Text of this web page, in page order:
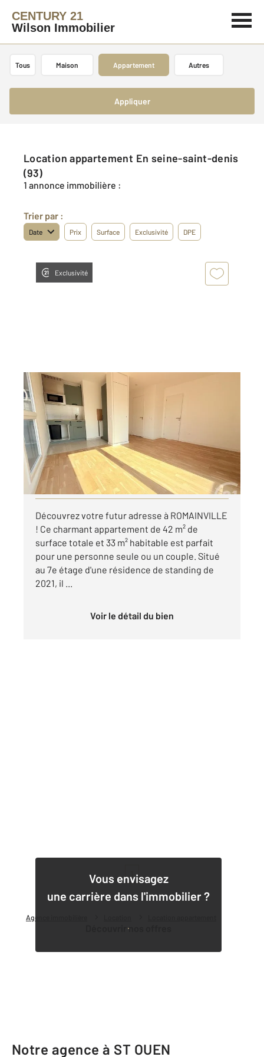
CENTURY 21
Wilson Immobilier
Tous Maison Appartement Autres
Appliquer
Agence immobilière
Location appartement En seine-saint-denis
(93)
1 annonce immobilière :
Trier par :
Date Prix Surface Exclusivité DPE
Exclusivité
ROMAINVILLE 93
33,20 m
, 2 pièces
Ref : 4136
Appartement F2 à louer
990 €
par mois charges comprises
Visiter le site dédié
Découvrez votre futur adresse à ROMAINVILLE
! Ce charmant appartement de 42 m² de
surface totale et 33 m² habitable est parfait
pour une personne seule ou un couple. Situé
au 7e étage d'une résidence de standing de
2021, il ...
Voir le détail du bien
Vous envisagez
une carrière dans l'immobilier ?
Découvrir nos offres
Notre agence à ST OUEN